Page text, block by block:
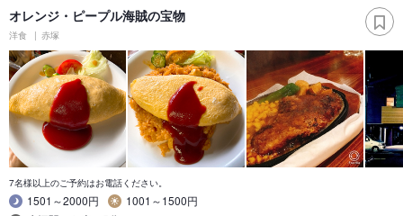
オレンジ・ピープル海賊の宝物
洋食 赤塚
7名様以上のご予約はお電話ください。
1501～2000円
1001～1500円